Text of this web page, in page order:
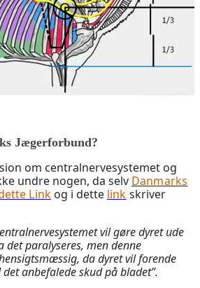
Jægerforbund?
om centralnervesystemet og
undre nogen, da selv Danmarks
Linkog i dette link skriver
vil gøre dyret ude
paralyseres, men denne
da dyret vil forende
anbefalede skud på bladet”.